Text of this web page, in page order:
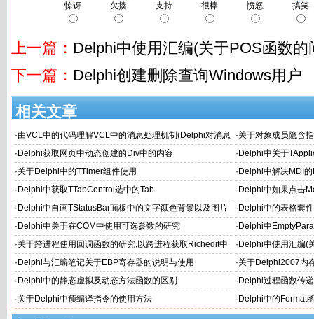
惊讶 欠揍 支持 很棒 愤怒 搞笑
上一篇： Delphi中使用汇编(关于POS函数的
下一篇： Delphi创建删除查询Windows用户
相关文章
·由VCL中的代码理解VCL中的消息处理机制(Delphi对消息
机的封装)
·关于对象成员隐含
· Delphi获取网页中动态创建的Div中的内容 · Delphi中关于
·关于Delphi中的TTimer组件使用 · Delphi中解决MDI
· Delphi中获取TTabControl选中的Tab · Delphi中如果点击
· Delphi中自画TStatusBar面板中的文字颜色背景以及图片 · Delphi中的表格套
· Delphi中关于在COM中使用可选参数的研究 · Delphi中
·关于跨进程使用回调函数的研究,以跨进程获取Richedit中
RTF流为例
· Delphi中使用汇编(
· Delphi与汇编笔记关于EBP寄存器的说明与使用 ·关于Delphi2007内
· Delphi中的静态虚拟及动态方法函数的区别 · Delphi过程函数传
·关于Delphi中预编译指令的使用方法 · Delphi中的Format